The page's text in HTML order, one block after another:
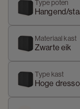
Type poten
Hangend/
Materiaal kast
Zwarte eik
Type kast
Hoge